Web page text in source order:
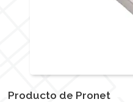
Producto de Pronet